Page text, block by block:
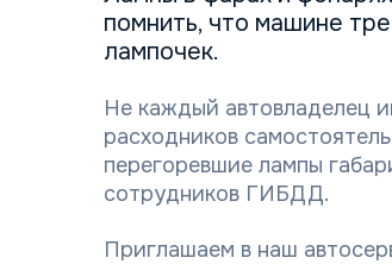
помнить, что машине
лампочек.
Не каждый автовладелец
расходников
перегоревшие лампы
сотрудников ГИБДД.
Приглашаем в наш